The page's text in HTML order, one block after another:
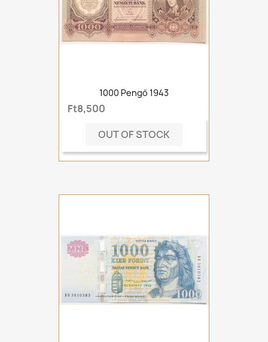
1000 Pengő 1943
Ft8,500
OUT OF STOCK